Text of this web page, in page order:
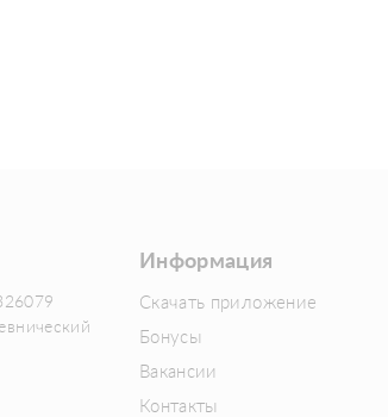
Информация
Скачать приложение
Бонусы
Вакансии
Контакты